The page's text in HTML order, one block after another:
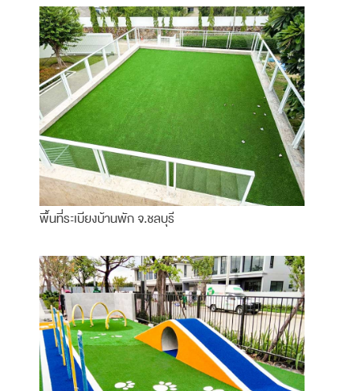
พื้นที่ระเบียงบ้านพัก จ.ชลบุรี